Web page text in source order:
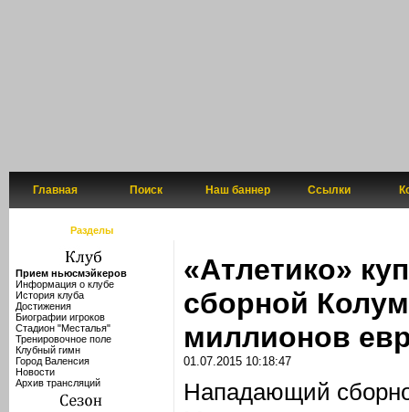
Главная Поиск Наш баннер Ссылки
Разделы
Прием ньюсмэйкеров
Информация о клубе
История клуба
Достижения
Биографии игроков
Стадион "Месталья"
Тренировочное поле
Клубный гимн
Город Валенсия
Новости
Архив трансляций
«Атлетико»
сборной
миллионов
01.07.2015 10:18:47
Нападающий